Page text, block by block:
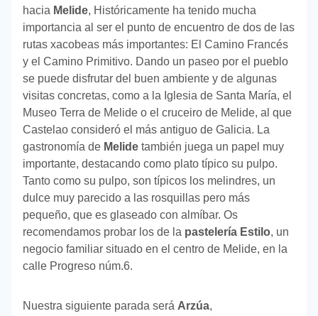
hacia Melide, Históricamente ha tenido mucha
importancia al ser el punto de encuentro de dos de las
rutas xacobeas más importantes: El Camino Francés
y el Camino Primitivo. Dando un paseo por el pueblo
se puede disfrutar del buen ambiente y de algunas
visitas concretas, como a la Iglesia de Santa María, el
Museo Terra de Melide o el cruceiro de Melide, al que
Castelao consideró el más antiguo de Galicia. La
gastronomía de Melide también juega un papel muy
importante, destacando como plato típico su pulpo.
Tanto como su pulpo, son típicos los melindres, un
dulce muy parecido a las rosquillas pero más
pequeño, que es glaseado con almíbar. Os
recomendamos probar los de la pastelería Estilo, un
negocio familiar situado en el centro de Melide, en la
calle Progreso núm.6.
Nuestra siguiente parada será Arzúa,